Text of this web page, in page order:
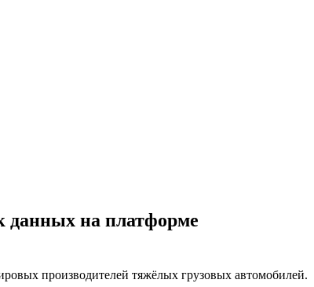
на платформе
производителей тяжёлых грузовых автомобилей.